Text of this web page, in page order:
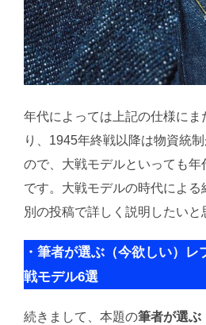
年代によっては上記の仕様にま
り、1945年終戦以降は物資統
ので、大戦モデルといっても年
です。大戦モデルの時代による
別の投稿で詳しく説明したいと
・筆者が選ぶ（今欲しい）
戦モデル6選
続きまして、本題の筆者が選ぶ